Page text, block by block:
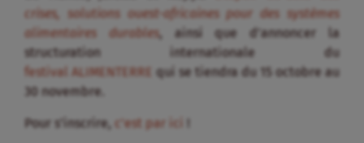
crises, solutions ouest-africaines pour des systèmes
alimentaires durables, ainsi que d’annoncer la
structuration internationale du
festival ALIMENTERRE qui se tiendra du 15 octobre au
30 novembre.
Pour s’inscrire, c’est par ici